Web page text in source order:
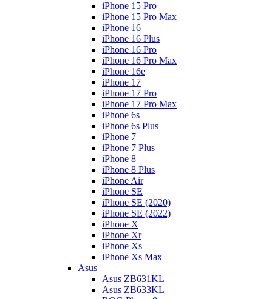
iPhone 15 Pro
iPhone 15 Pro Max
iPhone 16
iPhone 16 Plus
iPhone 16 Pro
iPhone 16 Pro Max
iPhone 16e
iPhone 17
iPhone 17 Pro
iPhone 17 Pro Max
iPhone 6s
iPhone 6s Plus
iPhone 7
iPhone 7 Plus
iPhone 8
iPhone 8 Plus
iPhone Air
iPhone SE
iPhone SE (2020)
iPhone SE (2022)
iPhone X
iPhone Xr
iPhone Xs
iPhone Xs Max
Asus
Asus ZB631KL
Asus ZB633KL